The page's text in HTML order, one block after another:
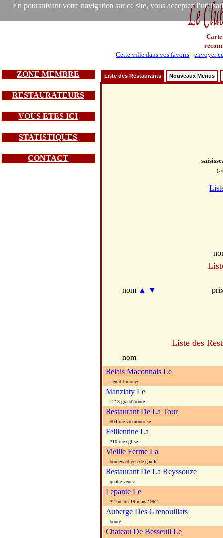
En poursuivant votre navigation sur ce site, vous acceptez
Carte
Cette ville dans vos favoris -envoyer
ZONE MEMBRE
RESTAURATEURS
VOUS ETES ICI
STATISTIQUES
CONTACT
Liste des Restaurants Nouveaux Menus
nom ▲ ▼
Liste des
nom
Relais Maconnais Le
lieu dit mouge
Manziaty Le
1213 grand\'route
Restaurant De La Tour
604 rue vremontoise
Feillentine La
210 rue eglise
Vieille Ferme La
boulevard gen de gaulle
Restaurant De La Reyssouze
quatre vents
Lepante Le
22 rue du 19 mars 1962
Auberge Des Grenouillats
bourg
Chateau De Besseuil Le